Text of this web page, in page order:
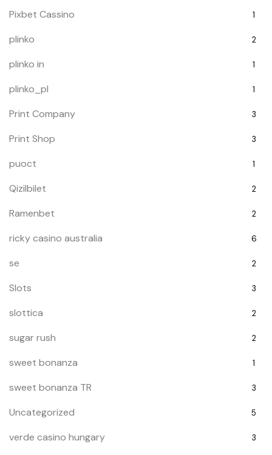
Pixbet Cassino 1
plinko 2
plinko in 1
plinko_pl 1
Print Company 3
Print Shop 3
puoct 1
Qizilbilet 2
Ramenbet 2
ricky casino australia 6
se 2
Slots 3
slottica 2
sugar rush 2
sweet bonanza 1
sweet bonanza TR 3
Uncategorized 5
verde casino hungary 3